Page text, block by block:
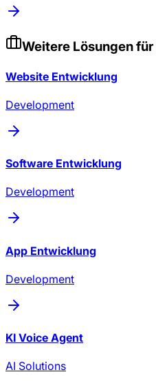
Weitere Lösungen für
Website Entwicklung
Development
Software Entwicklung
Development
App Entwicklung
Development
KI Voice Agent
AI Solutions